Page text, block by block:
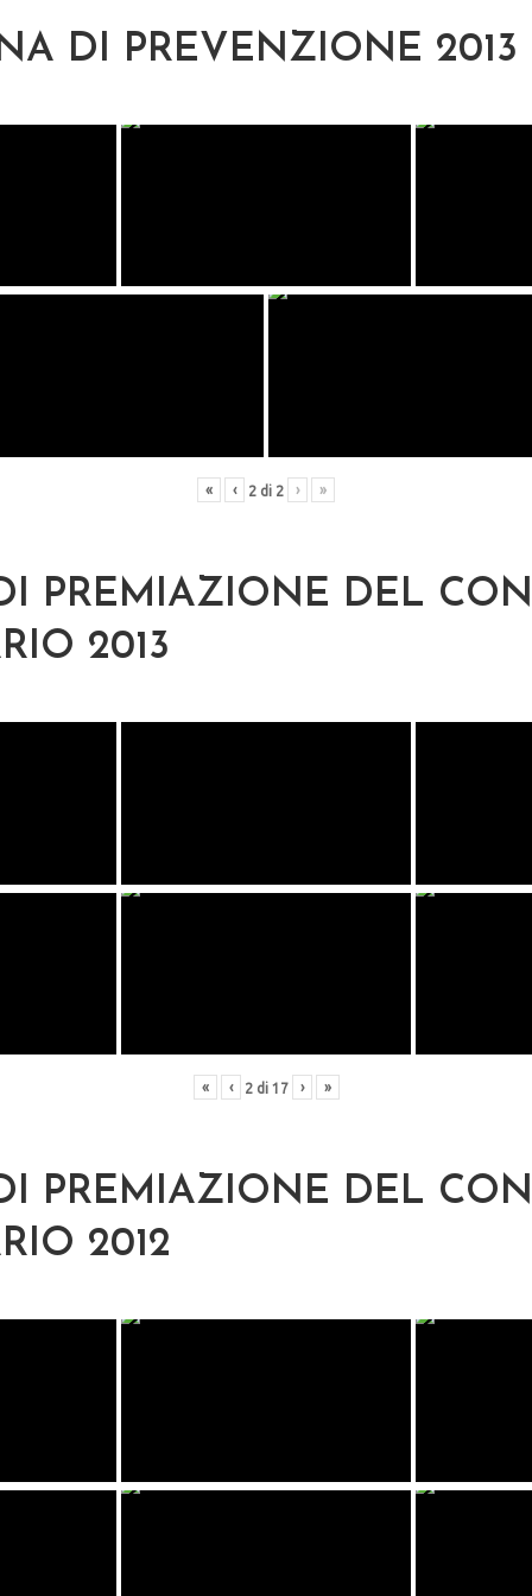
DI PREVENZIONE 2013
« ‹ 2 di 2 › »
PREMIAZIONE DEL
2013
« ‹ 2di 17 › »
PREMIAZIONE DEL
2012